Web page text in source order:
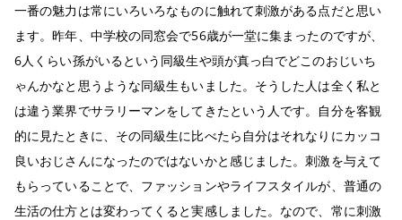
一番の魅力は常にいろいろなものに触れて刺激がある点だと思い
ます。昨年、中学校の同窓会で56歳が一堂に集まったのですが、
6人くらい孫がいるという同級生や頭が真っ白でどこのおじいち
ゃんかなと思うような同級生もいました。そうした人は全く私と
は違う業界でサラリーマンをしてきたという人です。自分を客観
的に見たときに、その同級生に比べたら自分はそれなりにカッコ
良いおじさんになったのではないかと感じました。刺激を与えて
もらっていることで、ファッションやライフスタイルが、普通の
生活の仕方とは変わってくると実感しました。なので、常に刺激